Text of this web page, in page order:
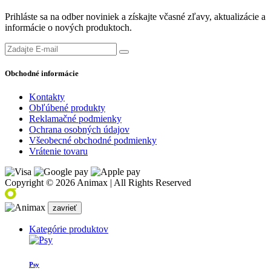
Prihláste sa na odber noviniek a získajte včasné zľavy, aktualizácie a
informácie o nových produktoch.
Obchodné informácie
Kontakty
Obľúbené produkty
Reklamačné podmienky
Ochrana osobných údajov
Všeobecné obchodné podmienky
Vrátenie tovaru
Copyright © 2026 Animax | All Rights Reserved
zavrieť
Kategórie produktov
Psy